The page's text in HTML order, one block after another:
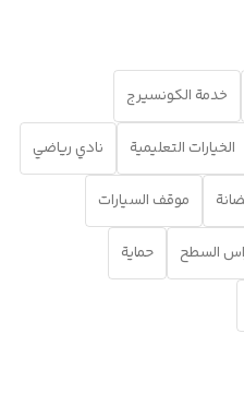
خدمة الكونسيرج
الخيارات التعليمية نادي رياضي
موقف السيارات
السطح حماية